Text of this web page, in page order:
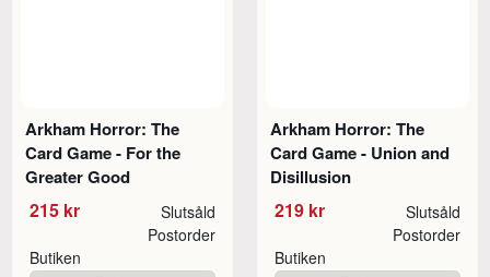
Arkham Horror: The
Card Game - For the
Greater Good
215 kr Slutsåld
Butiken
Postorder
Arkham Horror: The
Card Game - Union and
Disillusion
219 kr Slutsåld
Butiken
Postorder